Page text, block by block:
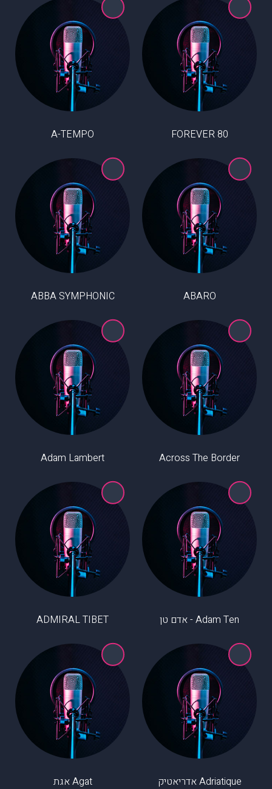
80 FOREVER
A-TEMPO
ABARO
ABBA SYMPHONIC
Across The Border
Adam Lambert
Adam Ten - אדם טן ADMIRAL TIBET
Adriatique אדריאטיק Agat אגת